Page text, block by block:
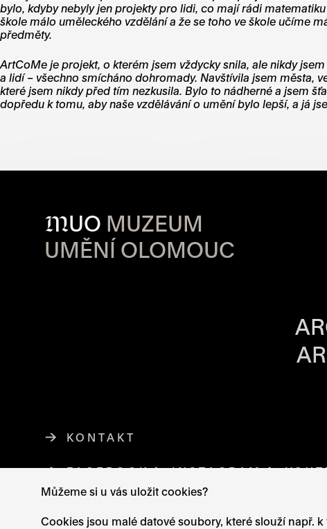
Můžeme si u vás uložit cookies?
Cookies jsou malé datové soubory, které slouží např.
bylo, kdyby nebyly jen projekty pro lidi, co mají rádi
škole málo uměleckého vzdělání a že se toho ve škole učíme
předměty.
ArtCoMe je projekt, o kterém jsem vždycky snila, ale nikdy
a lidí – všechno smícháno dohromady. Navštívila jsem města,
které jsem nikdy před tím nezkusila. Bylo to nádherné a jsem
dopředu k tomu, aby naše vzdělávání o umění bylo lepší, a já
MUO MUZEUM
UMĚNÍ OLOMOUC
OTVÍRACÍ
KONTAKT
FACEBOOKODKAZ SE OTEVŘE NA
INSTAGRAM
ODKAZ SE